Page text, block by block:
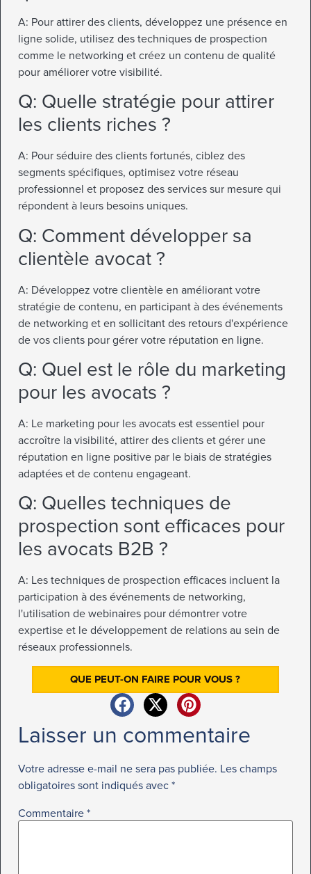
A: Pour attirer des clients, développez une présence en
ligne solide, utilisez des techniques de prospection
comme le networking et créez un contenu de qualité
pour améliorer votre visibilité.
Q: Quelle stratégie pour attirer
les clients riches ?
A: Pour séduire des clients fortunés, ciblez des
segments spécifiques, optimisez votre réseau
professionnel et proposez des services sur mesure qui
répondent à leurs besoins uniques.
Q: Comment développer sa
clientèle avocat ?
A: Développez votre clientèle en améliorant votre
stratégie de contenu, en participant à des événements
de networking et en sollicitant des retours d'expérience
de vos clients pour gérer votre réputation en ligne.
Q: Quel est le rôle du marketing
pour les avocats ?
A: Le marketing pour les avocats est essentiel pour
accroître la visibilité, attirer des clients et gérer une
réputation en ligne positive par le biais de stratégies
adaptées et de contenu engageant.
Q: Quelles techniques de
prospection sont efficaces pour
les avocats B2B ?
A: Les techniques de prospection efficaces incluent la
participation à des événements de networking,
l'utilisation de webinaires pour démontrer votre
expertise et le développement de relations au sein de
réseaux professionnels.
QUE PEUT-ON FAIRE POUR VOUS ?
Laisser un commentaire
Votre adresse e-mail ne sera pas publiée. Les champs
obligatoires sont indiqués avec *
Commentaire *